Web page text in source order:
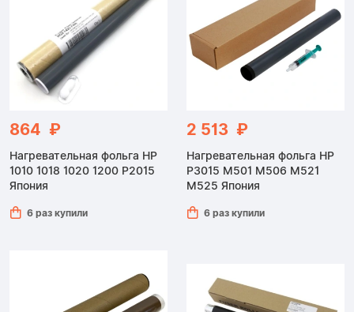
864 ₽
Нагревательная фольга HP
1010 1018 1020 1200 P2015
Япония
6 раз купили
2 513 ₽
Нагревательная фольга HP
P3015 M501 M506 M521
M525 Япония
6 раз купили